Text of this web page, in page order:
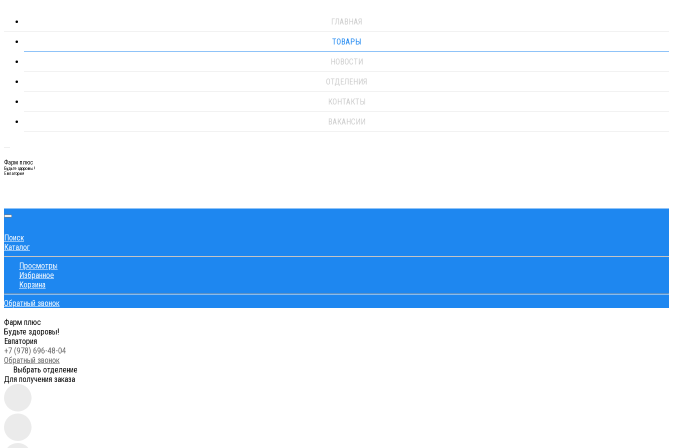
ГЛАВНАЯ
ТОВАРЫ
НОВОСТИ
ОТДЕЛЕНИЯ
КОНТАКТЫ
ВАКАНСИИ
Фарм плюс
Будьте здоровы!
Евпатория
Поиск
Каталог
Просмотры
Избранное
Корзина
Обратный звонок
Фарм плюс
Будьте здоровы!
Евпатория
+7 (978) 696-48-04
Обратный звонок
Выбрать отделение
Для получения заказа